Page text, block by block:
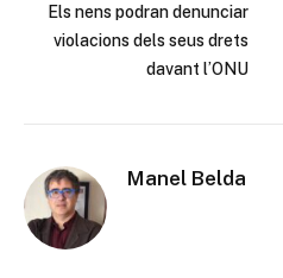
Els nens podran denunciar
violacions dels seus drets
davant l’ONU
Manel Belda